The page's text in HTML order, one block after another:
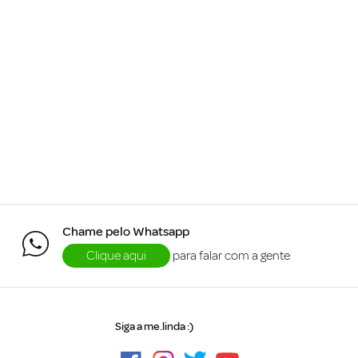
Chame pelo Whatsapp
Clique aqui
para falar com a gente
Siga a me.linda :)